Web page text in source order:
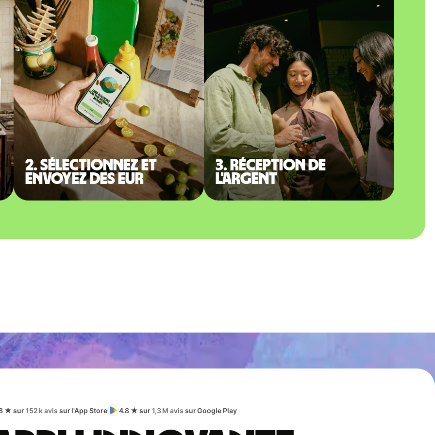
2. Sélectionnez et
envoyez des EUR
3. Réception de
l'argent
★ sur152 k avis sur l'App Store 4.8 ★ sur1,3 M avis sur Google Play